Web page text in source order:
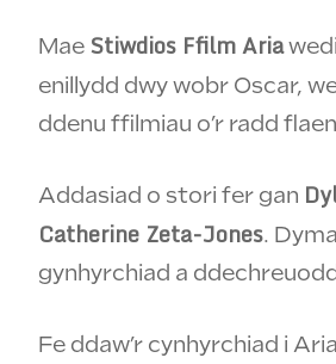
Mae Stiwdios Ffilm Aria
enillydd dwy wobr Oscar,
ddenu ffilmiau o’r radd
Addasiad o stori fer gan
Catherine Zeta-Jones.
gynhyrchiad a
Fe ddaw’r cynhyrchiad i